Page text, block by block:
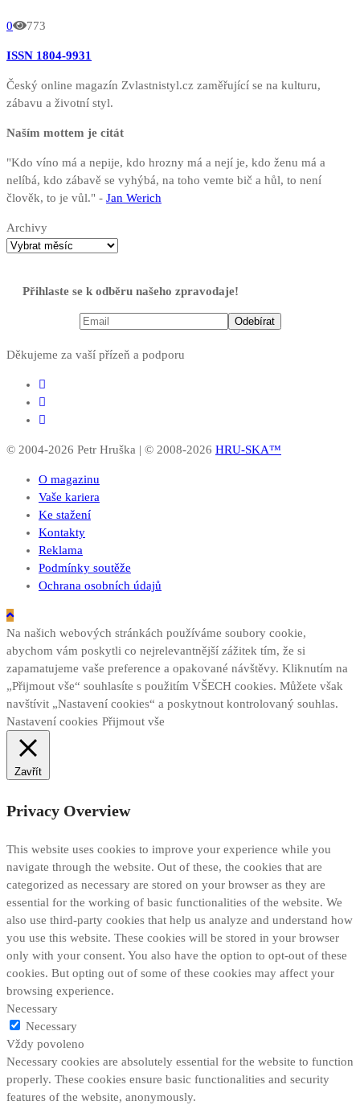
0 773
ISSN 1804-9931
Český online magazín Zvlastnistyl.cz zaměřující se na kulturu,
zábavu a životní styl.
Naším mottem je citát
"Kdo víno má a nepije, kdo hrozny má a nejí je, kdo ženu má a
nelíbá, kdo zábavě se vyhýbá, na toho vemte bič a hůl, to není
člověk, to je vůl." - Jan Werich
Archivy
Přihlaste se k odběru našeho zpravodaje!
Děkujeme za vaší přízeň a podporu
© 2004-2026 Petr Hruška | © 2008-2026 HRU-SKA™
O magazinu
Vaše kariera
Ke stažení
Kontakty
Reklama
Podmínky soutěže
Ochrana osobních údajů
Na našich webových stránkách používáme soubory cookie,
abychom vám poskytli co nejrelevantnější zážitek tím, že si
zapamatujeme vaše preference a opakované návštěvy. Kliknutím na
„Přijmout vše“ souhlasíte s použitím VŠECH cookies. Můžete však
navštívit „Nastavení cookies“ a poskytnout kontrolovaný souhlas.
Nastavení cookies Přijmout vše
Zavřít
Privacy Overview
This website uses cookies to improve your experience while you
navigate through the website. Out of these, the cookies that are
categorized as necessary are stored on your browser as they are
essential for the working of basic functionalities of the website. We
also use third-party cookies that help us analyze and understand how
you use this website. These cookies will be stored in your browser
only with your consent. You also have the option to opt-out of these
cookies. But opting out of some of these cookies may affect your
browsing experience.
Necessary
Necessary
Vždy povoleno
Necessary cookies are absolutely essential for the website to function
properly. These cookies ensure basic functionalities and security
features of the website, anonymously.